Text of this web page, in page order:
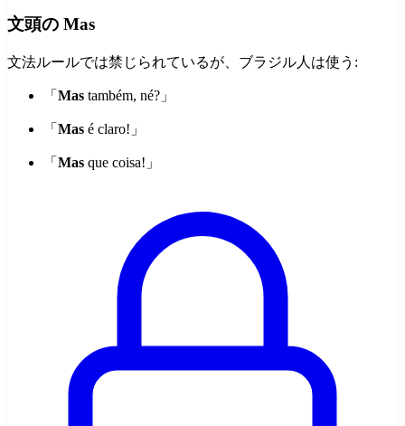
文頭の Mas
文法ルールでは禁じられているが、ブラジル人は使う:
「 Mas também, né?」
「 Mas é claro!」
「 Mas que coisa!」